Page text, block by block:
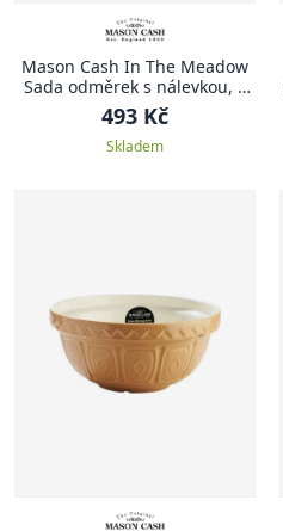
Mason Cash In The Meadow
Sada odměrek s nálevkou, 3
ks
493 Kč
Skladem